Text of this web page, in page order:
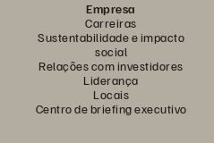
Empresa
Carreiras
Sustentabilidade e impacto
social
Relações com investidores
Liderança
Locais
Centro de briefing executivo